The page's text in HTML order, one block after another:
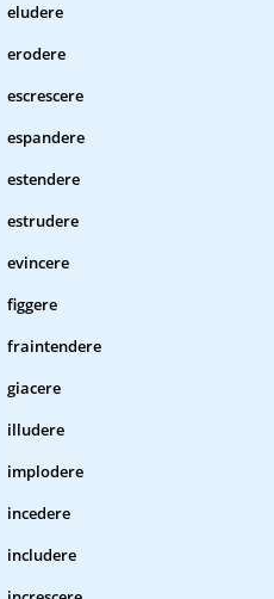
eludere
erodere
escrescere
espandere
estendere
estrudere
evincere
figgere
fraintendere
giacere
illudere
implodere
incedere
includere